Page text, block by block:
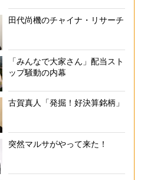
田代尚機のチャイナ・リサーチ
「みんなで大家さん」配当スト
ップ騒動の内幕
古賀真人「発掘！好決算銘柄」
突然マルサがやって来た！